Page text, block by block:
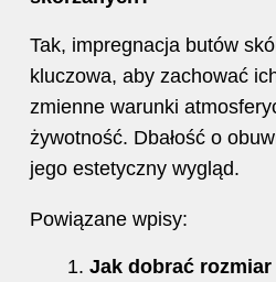
Tak, impregnacja butów
kluczowa, aby zachować
zmienne warunki
żywotność. Dbałość o
jego estetyczny wygląd.
Powiązane wpisy:
Jak dobrać